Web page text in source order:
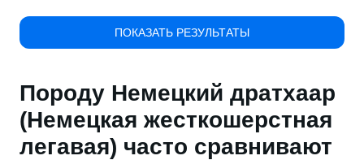
ПОКАЗАТЬ РЕЗУЛЬТАТЫ
Породу Немецкий дратхаар
(Немецкая жесткошерстная
легавая) часто сравнивают